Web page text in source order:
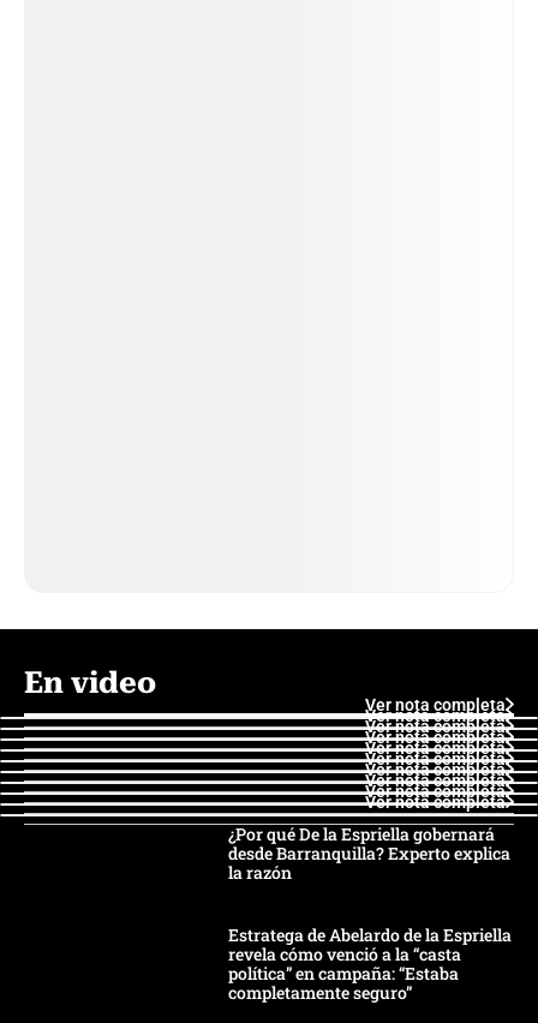
En video
Ver nota completa
Ver nota completa
Ver nota completa
Ver nota completa
Ver nota completa
Ver nota completa
Ver nota completa
Ver nota completa
Ver nota completa
Ver nota completa
¿Por qué De la Espriella gobernará
desde Barranquilla? Experto explica
la razón
Estratega de Abelardo de la Espriella
revela cómo venció a la “casta
política” en campaña: “Estaba
completamente seguro”